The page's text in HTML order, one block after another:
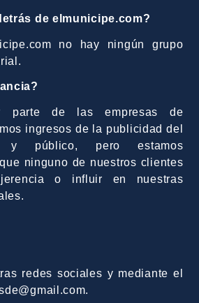
de elmunicipe.com?
no hay ningún grupo
parte de las empresas de
ingresos de la publicidad del
y público, pero estamos
ninguno de nuestros clientes
o influir en nuestras
redes sociales y mediante el